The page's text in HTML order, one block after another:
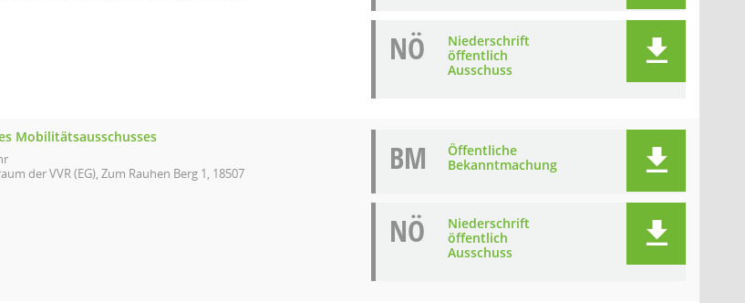
NÖ
Niederschrift
öffentlich
Ausschuss
Mobilitätsausschusses
der VVR (EG), Zum Rauhen Berg 1, 18507
BM
Öffentliche
Bekanntmachung
NÖ
Niederschrift
öffentlich
Ausschuss